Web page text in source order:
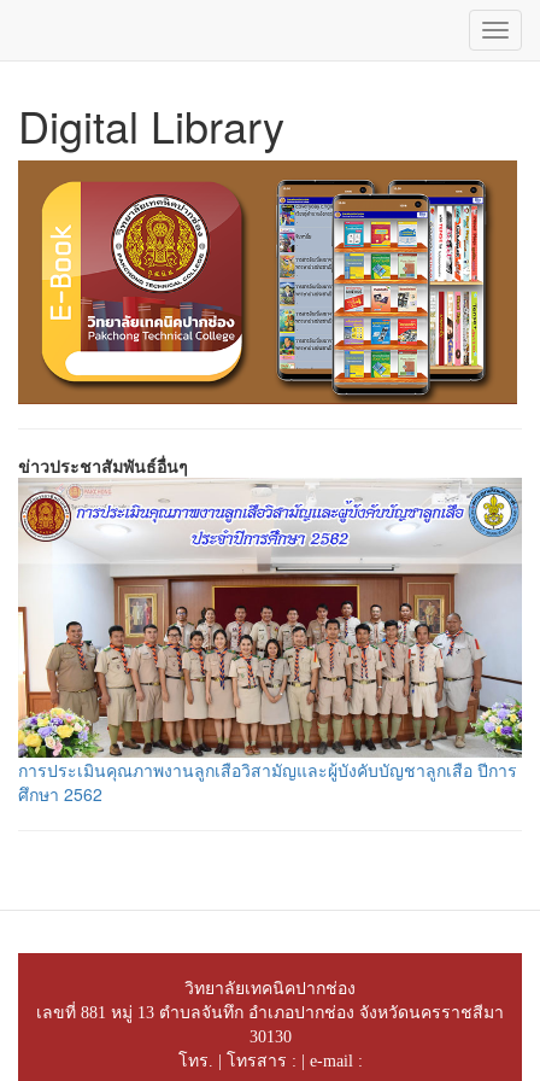
เนื้อหา
Digital Library
ข่าวประชาสัมพันธ์อื่นๆ
การประเมินคุณภาพงานลูกเสือวิสามัญและผู้บังคับบัญชาลูกเสือ ปีการ
ศึกษา 2562
วิทยาลัยเทคนิคปากช่อง
เลขที่ 881 หมู่ 13 ตำบลจันทึก อำเภอปากช่อง จังหวัดนครราชสีมา
30130
โทร. | โทรสาร : | e-mail :